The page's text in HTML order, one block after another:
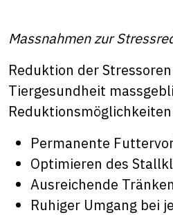
Massnahmen zur
Reduktion der
Tiergesundheit
Permanente
Optimieren des
Ausreichende
Ruhiger Umgang bei